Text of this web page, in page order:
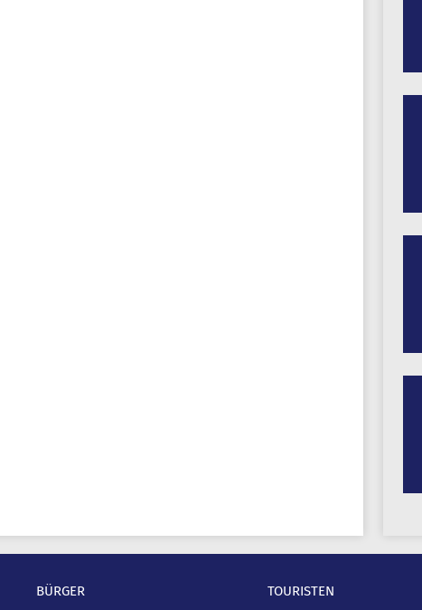
BÜRGER TOURISTEN